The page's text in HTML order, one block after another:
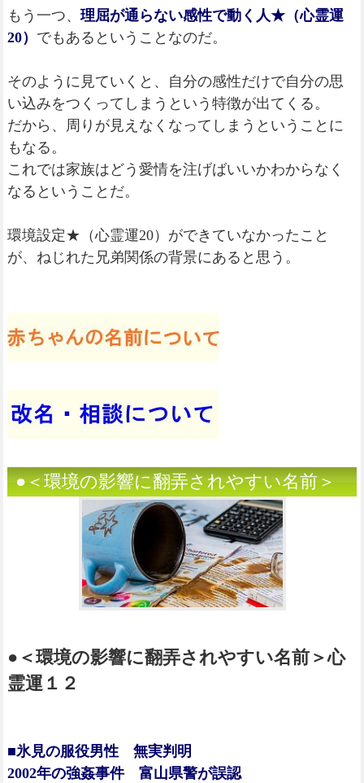
もう一つ、 理屈が通らない感性で動く人★（心霊運
20） でもあるということなのだ。
そのように見ていくと、自分の感性だけで自分の思
い込みをつくってしまうという特徴が出てくる。
だから、周りが見えなくなってしまうということに
もなる。
これでは家族はどう愛情を注げばいいかわからなく
なるということだ。
環境設定★（心霊運20）ができていなかったこと
が、ねじれた兄弟関係の背景にあると思う。
●＜環境の影響に翻弄されやすい名前＞
●＜環境の影響に翻弄されやすい名前＞心
霊運１２
■氷見の服役男性 無実判明
2002年の強姦事件 富山県警が誤認